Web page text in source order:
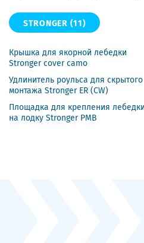
STRONGER (11)
Крышка для якорной лебедки
Stronger cover camo
Удлинитель роульса для скрытого
монтажа Stronger ER (CW)
Площадка для крепления лебедки
на лодку Stronger PMB